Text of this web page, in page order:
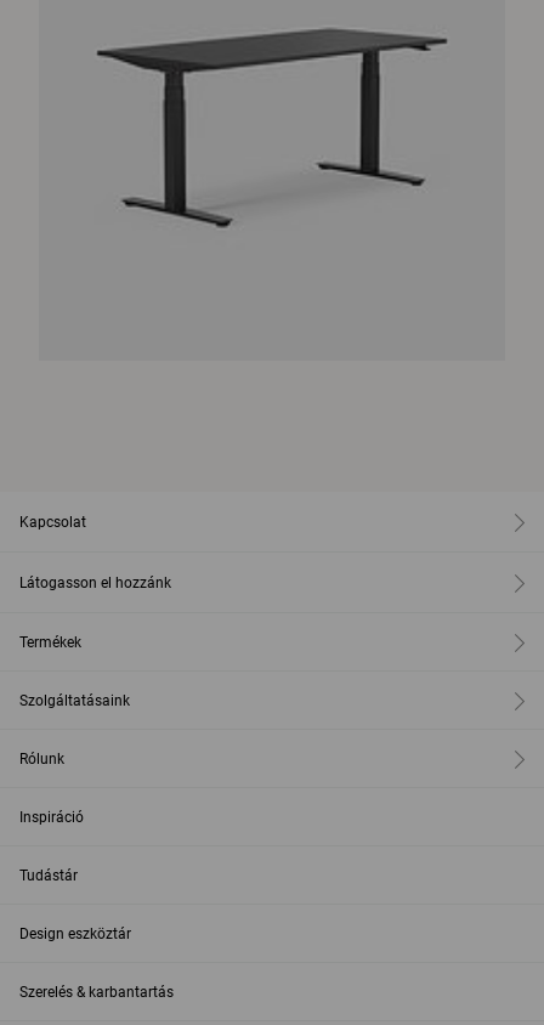
Kapcsolat
Látogasson el hozzánk
Termékek
Szolgáltatásaink
Rólunk
Inspiráció
Tudástár
Design eszköztár
Szerelés & karbantartás